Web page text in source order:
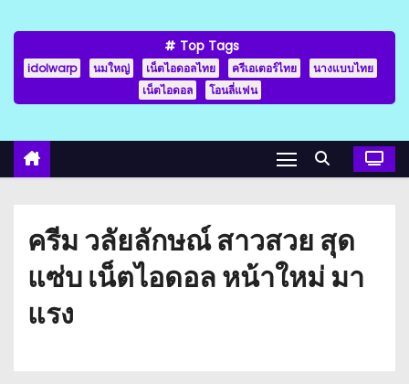
Top Tags
idolwarp นมใหญ่ เน็ตไอดอลไทย ครีเอเตอร์ไทย
นางแบบไทย
เน็ตไอดอล
โอนลี่แฟน
ครีม วลัยลักษณ์ สาวสวย สุด
แซ่บ เน็ตไอดอล หน้าใหม่ มา
แรง